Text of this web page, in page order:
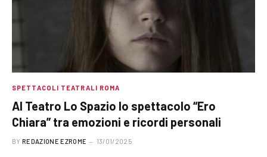
SPETTACOLI TEATRALI ROMA
Al Teatro Lo Spazio lo spettacolo “Ero
Chiara” tra emozioni e ricordi personali
BY REDAZIONE EZROME 13/01/2025